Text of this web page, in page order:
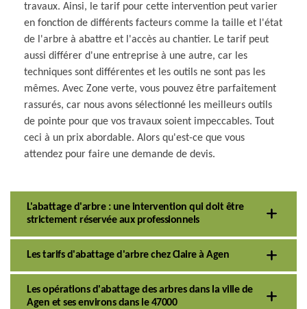
travaux. Ainsi, le tarif pour cette intervention peut varier
en fonction de différents facteurs comme la taille et l'état
de l'arbre à abattre et l'accès au chantier. Le tarif peut
aussi différer d'une entreprise à une autre, car les
techniques sont différentes et les outils ne sont pas les
mêmes. Avec Zone verte, vous pouvez être parfaitement
rassurés, car nous avons sélectionné les meilleurs outils
de pointe pour que vos travaux soient impeccables. Tout
ceci à un prix abordable. Alors qu'est-ce que vous
attendez pour faire une demande de devis.
L'abattage d'arbre : une intervention qui doit être
strictement réservée aux professionnels
Les tarifs d'abattage d'arbre chez Claire à Agen
Les opérations d'abattage des arbres dans la ville de
Agen et ses environs dans le 47000